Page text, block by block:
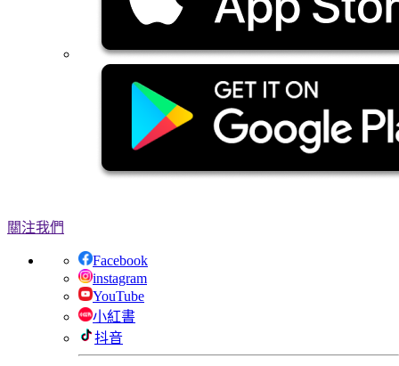
關注我們
Facebook
instagram
YouTube
小紅書
抖音